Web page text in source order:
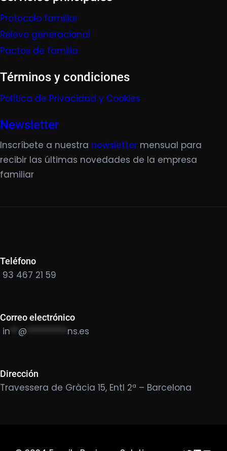
Protocolo familiar
Relevo generacional
Pactos de familia
Términos y condiciones
Política de Privacidad y Cookies
Newsletter
Inscríbete a nuestra newsletter mensual para
recibir las últimas novedades de la empresa
familiar
Teléfono
93 467 21 59
Correo electrónico
in @ ********** ns.es
Dirección
Travessera de Gràcia 15, Entl 2ª – Barcelona